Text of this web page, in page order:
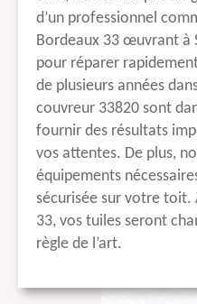
d’un professionnel
Bordeaux 33 œuvrant à
pour réparer
de plusieurs années
couvreur 33820 sont
fournir des résultats
vos attentes. De plus,
équipements
sécurisée sur votre toit.
33, vos tuiles seront
règle de l’art.